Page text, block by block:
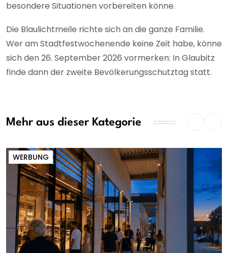
besondere Situationen vorbereiten könne.
Die Blaulichtmeile richte sich an die ganze Familie.
Wer am Stadtfestwochenende keine Zeit habe, könne
sich den 26. September 2026 vormerken: In Glaubitz
finde dann der zweite Bevölkerungsschutztag statt.
Mehr aus dieser Kategorie
WERBUNG